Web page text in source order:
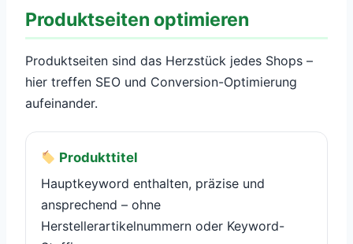
Produktseiten optimieren
Produktseiten sind das Herzstück jedes Shops –
hier treffen SEO und Conversion-Optimierung
aufeinander.
Produkttitel
Hauptkeyword enthalten, präzise und
ansprechend – ohne
Herstellerartikelnummern oder Keyword-